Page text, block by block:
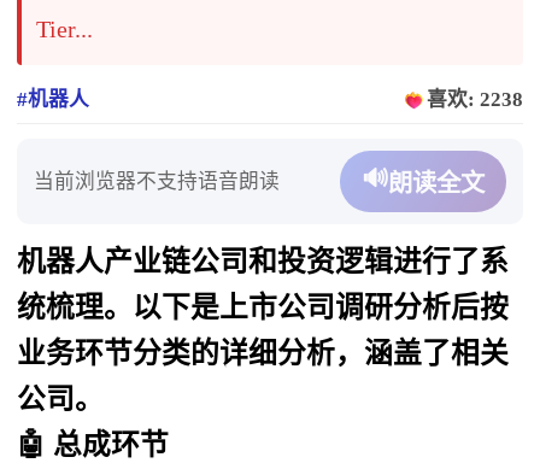
Tier...
#机器人 喜欢: 2238
当前浏览器不支持语音朗读 🔊朗读全文
机器人产业链公司和投资逻辑进行了系
统梳理。以下是上市公司调研分析后按
业务环节分类的详细分析，涵盖了相关
公司。
🤖 总成环节